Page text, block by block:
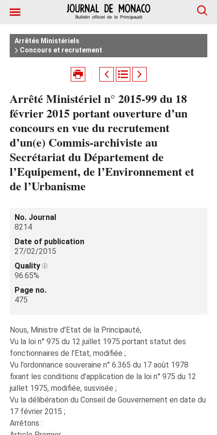
Arrêtés Ministériels
Concours et recrutement
Arrêté Ministériel n° 2015-99 du 18
février 2015 portant ouverture d’un
concours en vue du recrutement
d’un(e) Commis-archiviste au
Secrétariat du Département de
l’Equipement, de l’Environnement et
de l’Urbanisme
No. Journal
8214
Date of publication
27/02/2015
Quality
96.65%
Page no.
475
Nous, Ministre d’Etat de la Principauté,
Vu la loi n° 975 du 12 juillet 1975 portant statut des
fonctionnaires de l’Etat, modifiée ;
Vu l’ordonnance souveraine n° 6.365 du 17 août 1978
fixant les conditions d’application de la loi n° 975 du 12
juillet 1975, modifiée, susvisée ;
Vu la délibération du Conseil de Gouvernement en date du
17 février 2015 ;
Arrêtons :